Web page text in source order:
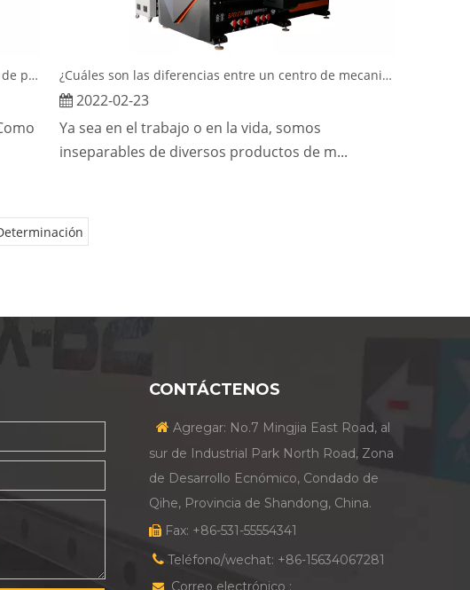
Cómo elegir una línea de producción de muebles de paneles. ¿Cuáles son las diferencias entre un centro de mecanizado para carpintería y una máquina de grabado para carpintería?
2022-02-23
Ya sea en el trabajo o en la vida, somos
inseparables de diversos productos de m...
CONTÁCTENOS
 Agregar: No.7 Mingjia East Road, al
sur de Industrial Park North Road, Zona
de Desarrollo Ecnómico, Condado de
Qihe, Provincia de Shandong, China.
 Fax: +86-531-55554341
 Teléfono/wechat: +86-15634067281
 Correo electrónico :